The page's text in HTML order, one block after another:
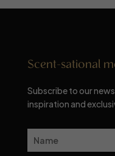
Scent-sational
Subscribe to our
inspiration and